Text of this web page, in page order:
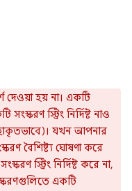
দেওয়া হয় না। একটি
স্ট্রিং নির্দিষ্ট নাও
যখন আপনার
বৈশিষ্ট্য ঘোষণা করে
স্ট্রিং নির্দিষ্ট করে না,
একটি